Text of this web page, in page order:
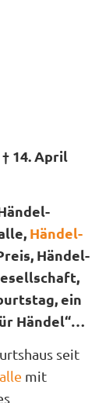
14. April
Händel-
Händel-
ein
Händel“…
seit
mit